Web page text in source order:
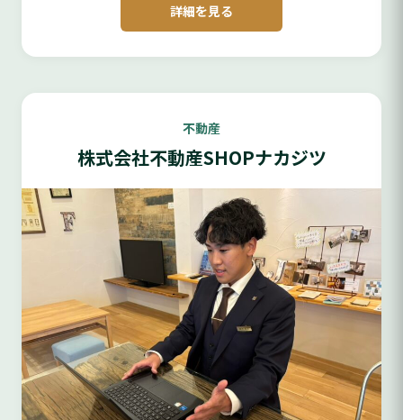
詳細を見る
不動産
株式会社不動産SHOPナカジツ